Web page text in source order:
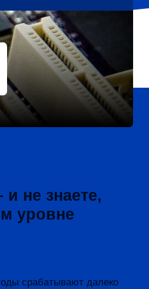
не знаете,
уровне
срабатывают далеко